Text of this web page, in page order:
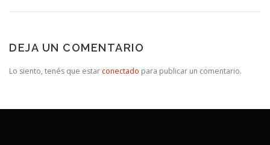
DEJA UN COMENTARIO
Lo siento, tenés que estar conectado para publicar un comentario.